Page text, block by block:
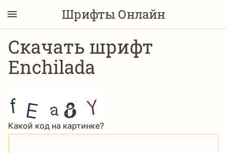
Шрифты Онлайн
Скачать шрифт
Enchilada
Какой код на картинке?